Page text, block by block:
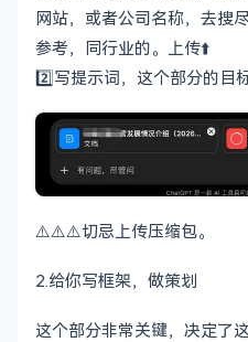
网站，或者公司名称，去搜
参考，同行业的。上传⬆️
2️⃣写提示词，这个部分的目
⚠️⚠️⚠️切忌上传压缩包。
2.给你写框架，做策划
这个部分非常关键，决定了